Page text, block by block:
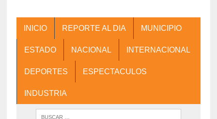
INICIO REPORTE AL DIA MUNICIPIO
ESTADO NACIONAL INTERNACIONAL
DEPORTES ESPECTACULOS
INDUSTRIA